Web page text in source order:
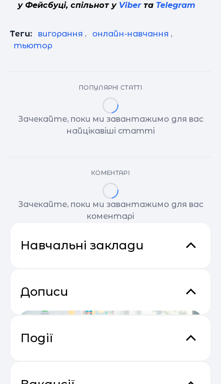
у Фейсбуці, спільнот у Viberта Telegram
Теги: вигорання , онлайн-навчання ,
тьютор
ПОПУЛЯРНІ СТАТТІ
Зачекайте, поки ми завантажимо для вас
найцікавіші статті
КОМЕНТАРІ
Зачекайте, поки ми завантажимо для вас
коментарі
Навчальні заклади
Дописи
Події
продають